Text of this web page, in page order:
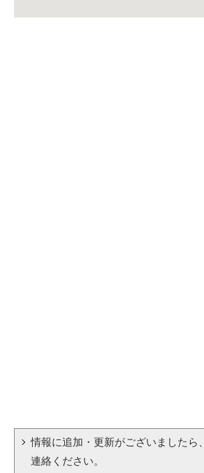
情報に追加・更新がございましたら、
連絡ください。